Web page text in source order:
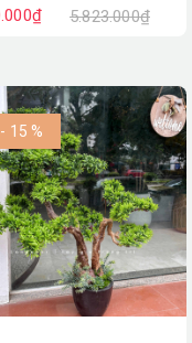
CC1378
5.823.000₫
- 15 %